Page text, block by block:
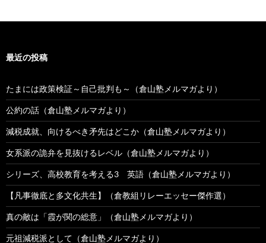
最近の投稿
たまには政策検証～自己批判も～（倉山塾メルマガより）
公約の話（倉山塾メルマガより）
減税成就、向けるべき矛先はどこか（倉山塾メルマガより）
女系派の詭弁を見抜けるレベル（倉山塾メルマガより）
シリーズ、高校教育を考える3 英語（倉山塾メルマガより）
【凡事徹底と多文化共生】（倉教組リレーエッセー傑作選）
真の敵は「霞が関の総意」（倉山塾メルマガより）
元祖減税派として（倉山塾メルマガより）